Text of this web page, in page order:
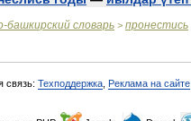
-башкирский словарь > пронестись
связь: Техподдержка Реклама на сайте